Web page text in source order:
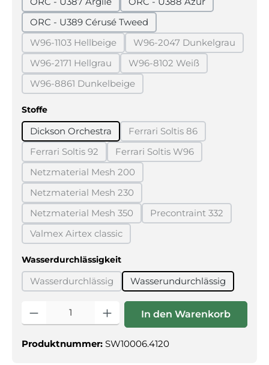
ORC - U389 Cérusé Tweed
W96-1103 Hellbeige
(Diese Option ist zurzeit nicht verfügbar.)
W96-2047 Dunkelgrau
(Diese Option ist
W96-2171 Hellgrau
(Diese Option ist zurzeit nicht verfügbar.)
W96-8102 Weiß
(Diese Option ist zurzeit
W96-8861 Dunkelbeige
(Diese Option ist zurzeit nicht verfügbar.)
Stoffeauswählen
Dickson Orchestra Ferrari Soltis 86
(Diese Option ist zurzeit
Ferrari Soltis 92
(Diese Option ist zurzeit nicht verfügbar.)
Ferrari Soltis W96
(Diese Option ist zurzeit
Netzmaterial Mesh 200
(Diese Option ist zurzeit nicht verfügbar.)
Netzmaterial Mesh 230
(Diese Option ist zurzeit nicht verfügbar.)
Netzmaterial Mesh 350
(Diese Option ist zurzeit nicht verfügbar.)
Precontraint 332
(Diese Option ist
Valmex Airtex classic
(Diese Option ist zurzeit nicht verfügbar.)
Wasserdurchlässigkeitauswählen
Wasserdurchlässig
(Diese Option ist zurzeit nicht verfügbar.)
Wasserundurchlässig
Produkt Anzahl: Gib den gewünschten Wert ein oder
In den Warenkorb
Produktnummer: SW10006.4120